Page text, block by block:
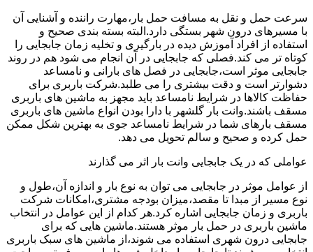
سرعت حمل و نقل به مسافت حمل بار،مهارت راننده و آشنایی آن
با مسیرهای درون شهر بستگی دارد.البته بسته بندی صحیح و
استفاده از افراد آموزش دیده در بارگیری و تخلیه زمان جابجایی را
کوتاه تر می کند.فصلی که جابجایی در آن انجام می شود هم در روند
جابجایی موثر است،جابجایی در فصل های بارانی و نامساعد
دشوارتر است و دقت بیشتری را می طلبد.شرکت باربری برای
حفاظت کالاها در شرایط نامساعد باید مجهز به ماشین های باربری
مسقف باشند.وانت بار گلشهر با دارا بودن انواع ماشین های باربری
مسقف بارهای شما در شرایط نامساعد جوی به بهترین شکل ممکن
حمل کرده و صحیح و سالم تحویل می دهد.
عواملی که در یک جابجایی وانت بار اثر می گذارند
از عوامل موثر در جابجایی می توان به نوع بار و اندازه آن،طول و
نوع مسیر از مبدا تا مقصد،میزان بودجه مشتری،امکانات شرکت
باربری و زمان جابجایی اشاره کرد.هر کدام از این عوامل در انتخاب
ماشین باربری در حمل بار موثر هستند.ماشین هایی که برای
جابجایی درون شهری استفاده می شوند،از ماشین های سبک باربری